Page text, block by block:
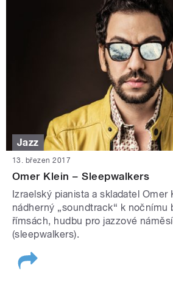
Jazz
13. březen 2017
Omer Klein – Sleepwalkers
Izraelský pianista a skladatel Omer
nádherný „soundtrack“ k nočnímu
římsách, hudbu pro jazzové
(sleepwalkers).